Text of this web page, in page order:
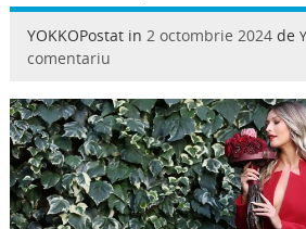
YOKKOPostat in 2 octombrie 2024de
comentariu